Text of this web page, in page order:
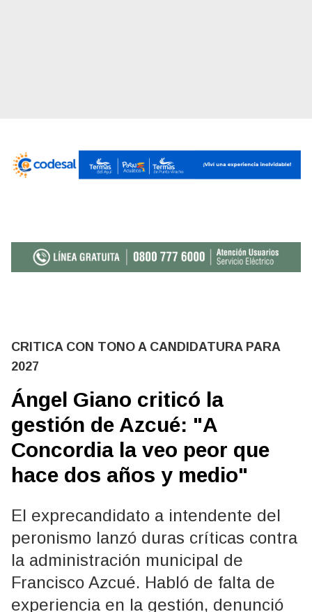
CRITICA CON TONO A CANDIDATURA PARA
2027
Ángel Giano criticó la
gestión de Azcué: "A
Concordia la veo peor que
hace dos años y medio"
El exprecandidato a intendente del
peronismo lanzó duras críticas contra
la administración municipal de
Francisco Azcué. Habló de falta de
experiencia en la gestión, denunció